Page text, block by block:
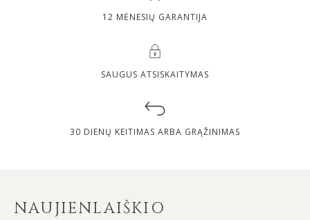
12 MĖNESIŲ GARANTIJA
SAUGUS ATSISKAITYMAS
30 DIENŲ KEITIMAS ARBA GRĄŽINIMAS
NAUJIENLAIŠKIO